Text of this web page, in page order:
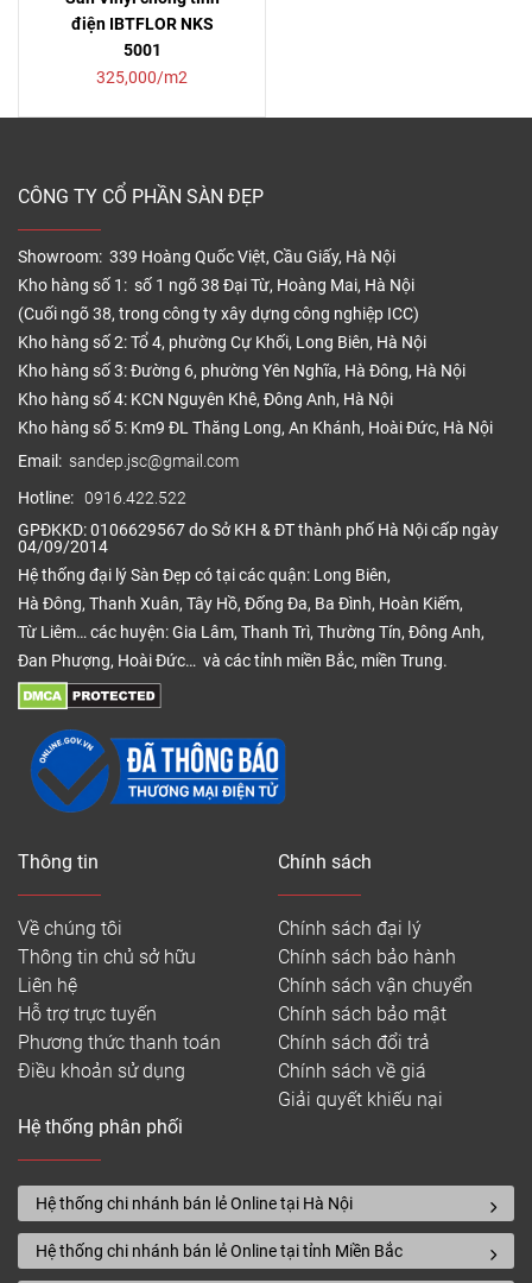
điện IBTFLOR NKS
5001
325,000/m2
CÔNG TY CỔ PHẦN SÀN ĐẸP
Showroom: 339 Hoàng Quốc Việt, Cầu Giấy, Hà Nội
Kho hàng số 1: số 1 ngõ 38 Đại Từ, Hoàng Mai, Hà Nội
(Cuối ngõ 38, trong công ty xây dựng công nghiệp ICC)
Kho hàng số 2: Tổ 4, phường Cự Khối, Long Biên, Hà Nội
Kho hàng số 3: Đường 6, phường Yên Nghĩa, Hà Đông, Hà Nội
Kho hàng số 4: KCN Nguyên Khê, Đông Anh, Hà Nội
Kho hàng số 5: Km9 ĐL Thăng Long, An Khánh, Hoài Đức, Hà Nội
Email: sandep.jsc@gmail.com
Hotline: 0916.422.522
GPĐKKD: 0106629567 do Sở KH & ĐT thành phố Hà Nội cấp ngày
04/09/2014
Hệ thống đại lý Sàn Đẹp có tại các quận: Long Biên,
Hà Đông, Thanh Xuân, Tây Hồ, Đống Đa, Ba Đình, Hoàn Kiếm,
Từ Liêm… các huyện: Gia Lâm, Thanh Trì, Thường Tín, Đông Anh,
Đan Phượng, Hoài Đức… và các tỉnh miền Bắc, miền Trung.
Thông tin
Về chúng tôi
Thông tin chủ sở hữu
Liên hệ
Hỗ trợ trực tuyến
Phương thức thanh toán
Điều khoản sử dụng
Chính sách
Chính sách đại lý
Chính sách bảo hành
Chính sách vận chuyển
Chính sách bảo mật
Chính sách đổi trả
Chính sách về giá
Giải quyết khiếu nại
Hệ thống phân phối
Hệ thống chi nhánh bán lẻ Online tại Hà Nội
Hệ thống chi nhánh bán lẻ Online tại tỉnh Miền Bắc